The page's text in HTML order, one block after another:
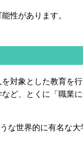
性があります。
対象とした教育を
ど、とくに「職業
な世界的に有名な